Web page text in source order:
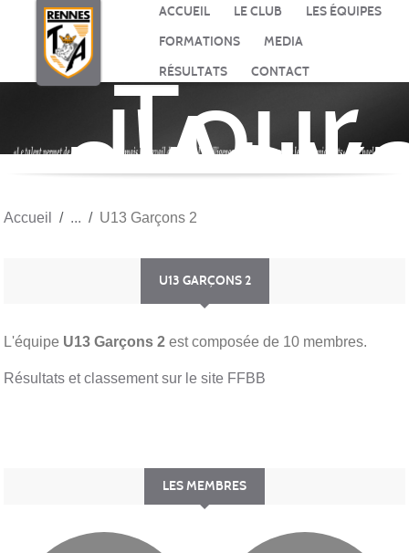
ACCUEIL LE CLUB
LES ÉQUIPES
FORMATIONS
MEDIA
RÉSULTATS
CONTACT
Tour
Accueil U13 Garçons 2
U13 GARÇONS 2
L'équipe U13 Garçons 2 est composée de 10 membres.
Résultats et classement sur le site FFBB
LES MEMBRES
Panneau de gestion des cookies